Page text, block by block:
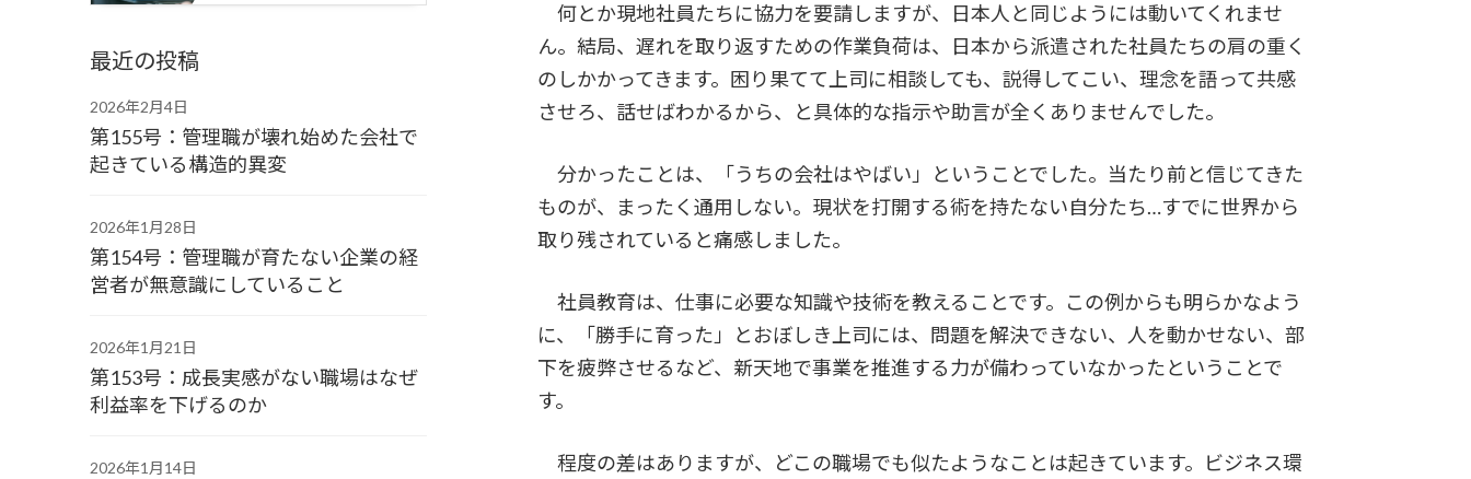
何とか現地社員たちに協力を要請しますが、日本人と同じようには動いてくれませ
ん。結局、遅れを取り返すための作業負荷は、日本から派遣された社員たちの肩の重く
のしかかってきます。困り果てて上司に相談しても、説得してこい、理念を語って共感
させろ、話せばわかるから、と具体的な指示や助言が全くありませんでした。
分かったことは、「うちの会社はやばい」ということでした。当たり前と信じてきた
ものが、まったく通用しない。現状を打開する術を持たない自分たち…すでに世界から
取り残されていると痛感しました。
社員教育は、仕事に必要な知識や技術を教えることです。この例からも明らかなよう
に、「勝手に育った」とおぼしき上司には、問題を解決できない、人を動かせない、部
下を疲弊させるなど、新天地で事業を推進する力が備わっていなかったということで
す。
程度の差はありますが、どこの職場でも似たようなことは起きています。ビジネス環
最近の投稿
2026年2月4日
第155号：管理職が壊れ始めた会社で
起きている構造的異変
2026年1月28日
第154号：管理職が育たない企業の経
営者が無意識にしていること
2026年1月21日
第153号：成長実感がない職場はなぜ
利益率を下げるのか
2026年1月14日